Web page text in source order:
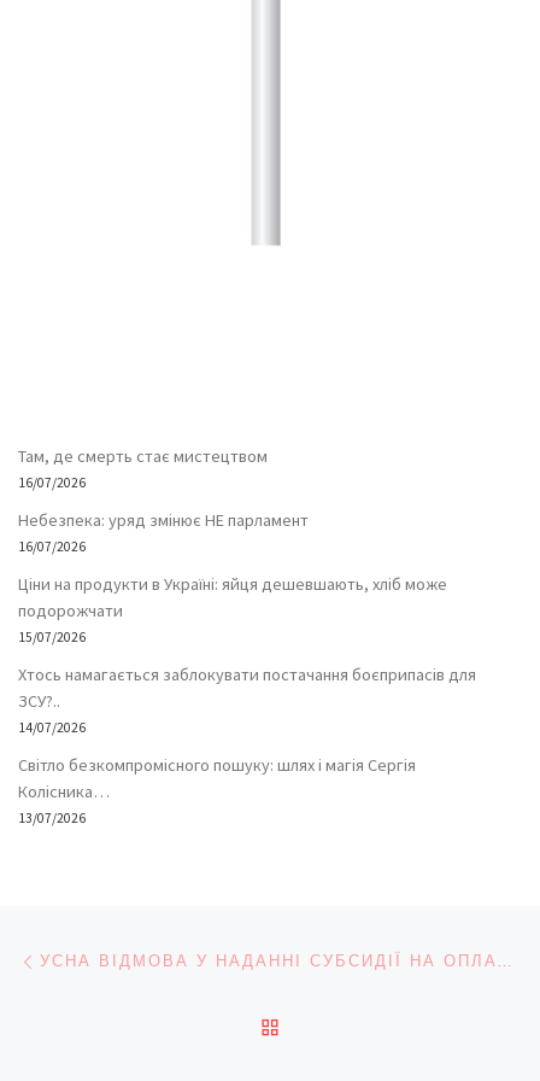
Там, де смерть стає мистецтвом
16/07/2026
Небезпека: уряд змінює НЕ парламент
16/07/2026
Ціни на продукти в Україні: яйця дешевшають, хліб може
подорожчати
15/07/2026
Хтось намагається заблокувати постачання боєприпасів для
ЗСУ?..
14/07/2026
Світло безкомпромісного пошуку: шлях і магія Сергія
Колісника…
13/07/2026
Навігація записів УСНА ВІДМОВА У НАДАННІ СУБСИДІЇ НА ОПЛАТУ ЖИТЛОВО-КОМУНАЛЬНИХ ПОСЛУГ Є НЕПРАВОМІРНОЮ